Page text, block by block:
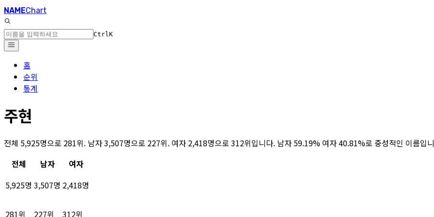
NAMEChart
CtrlK
홈
순위
통계
주현
전체 5,925명으로 281위. 남자 3,507명으로 227위. 여자 2,418명으로 312위입니다. 남자 59.19% 여자 40.81%로 중성적인 이름입
전체
남자
여자
5,925명 3,507명 2,418명
281위 227위 312위